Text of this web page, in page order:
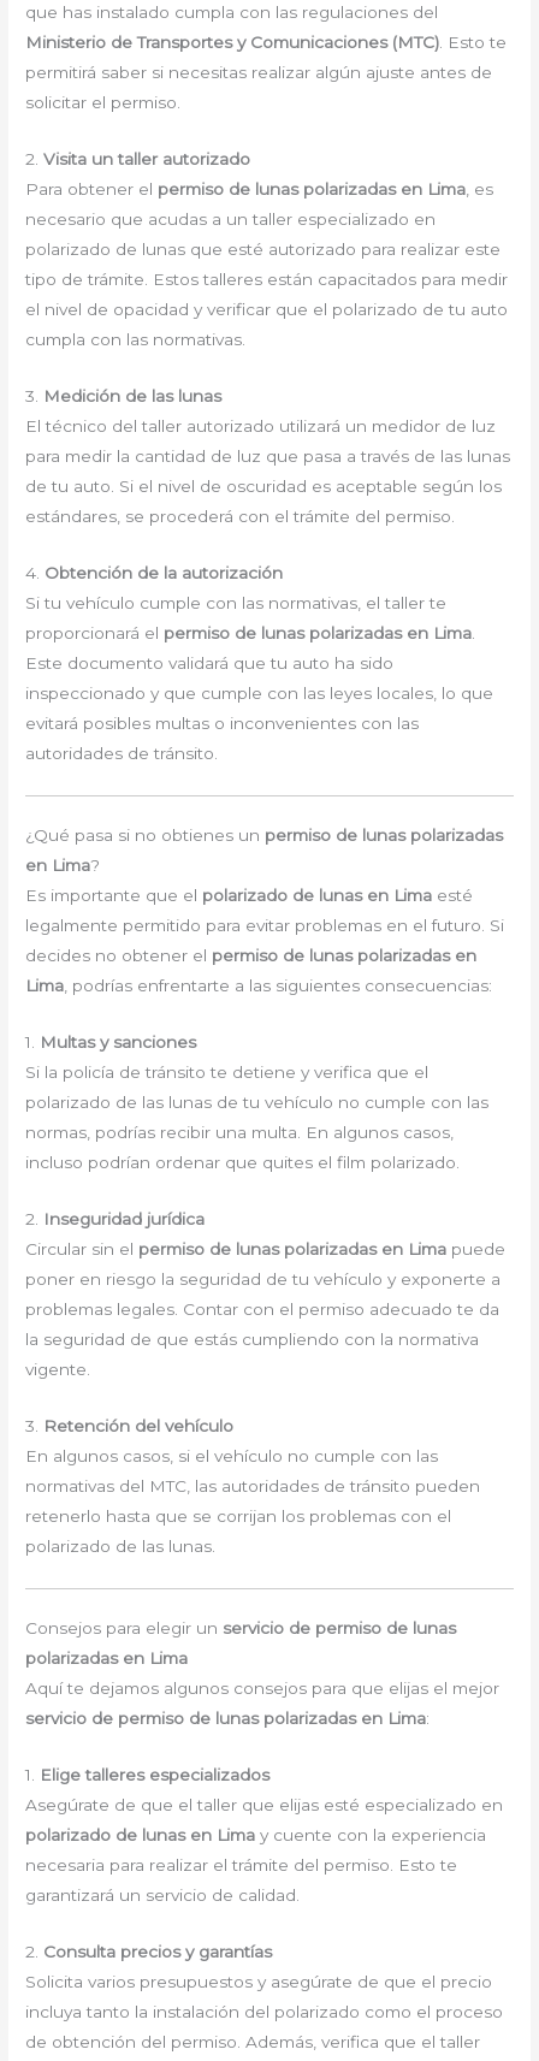
que has instalado cumpla con las regulaciones del
Ministerio de Transportes y Comunicaciones (MTC). Esto te
permitirá saber si necesitas realizar algún ajuste antes de
solicitar el permiso.
2.Visita un taller autorizado
Para obtener el permiso de lunas polarizadas en Lima , es
necesario que acudas a un taller especializado en
polarizado de lunas que esté autorizado para realizar este
tipo de trámite. Estos talleres están capacitados para medir
el nivel de opacidad y verificar que el polarizado de tu auto
cumpla con las normativas.
3.
Medición de las lunas
El técnico del taller autorizado utilizará un medidor de luz
para medir la cantidad de luz que pasa a través de las lunas
de tu auto. Si el nivel de oscuridad es aceptable según los
estándares, se procederá con el trámite del permiso.
4. Obtención de la autorización
Si tu vehículo cumple con las normativas, el taller te
proporcionará el permiso de lunas polarizadas en Lima
Este documento validará que tu auto ha sido
inspeccionado y que cumple con las leyes locales, lo que
evitará posibles multas o inconvenientes con las
autoridades de tránsito.
¿Qué pasa si no obtienes un permiso de lunas polarizadas
en Lima?
Es importante que el polarizado de lunas en Lima esté
legalmente permitido para evitar problemas en el futuro. Si
decides no obtener el permiso de lunas polarizadas en
Lima, podrías enfrentarte a las siguientes consecuencias:
1. Multas y sanciones
Si la policía de tránsito te detiene y verifica que el
polarizado de las lunas de tu vehículo no cumple con las
normas, podrías recibir una multa. En algunos casos,
incluso podrían ordenar que quites el film polarizado.
2.
Inseguridad jurídica
Circular sin el permiso de lunas polarizadas en Lima puede
poner en riesgo la seguridad de tu vehículo y exponerte a
problemas legales. Contar con el permiso adecuado te da
la seguridad de que estás cumpliendo con la normativa
vigente.
3.
Retención del vehículo
En algunos casos, si el vehículo no cumple con las
normativas del MTC, las autoridades de tránsito pueden
retenerlo hasta que se corrijan los problemas con el
polarizado de las lunas.
Consejos para elegir un servicio de permiso de lunas
polarizadas en Lima
Aquí te dejamos algunos consejos para que elijas el mejor
servicio de permiso de lunas polarizadas en Lima:
1. Elige talleres especializados
Asegúrate de que el taller que elijas esté especializado en
polarizado de lunas en Lima y cuente con la experiencia
necesaria para realizar el trámite del permiso. Esto te
garantizará un servicio de calidad.
2. Consulta precios y garantías
Solicita varios presupuestos y asegúrate de que el precio
incluya tanto la instalación del polarizado como el proceso
de obtención del permiso. Además, verifica que el taller